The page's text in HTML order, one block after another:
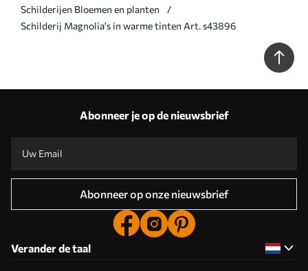
Schilderijen Bloemen en planten
Schilderij Magnolia's in warme tinten Art. s43896
Abonneer je op de nieuwsbrief
Abonneer op onze nieuwsbrief
Verander de taal